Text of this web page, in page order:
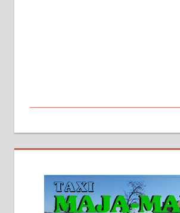
На продају кућа у
стамбене целине једна уз
2х150м2, две гараже,
грејање на гас и
адресе. 063/71-74-023